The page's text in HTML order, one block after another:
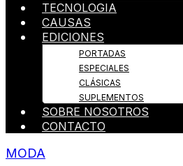
TECNOLOGIA
CAUSAS
EDICIONES
PORTADAS
ESPECIALES
CLÁSICAS
SUPLEMENTOS
SOBRE NOSOTROS
CONTACTO
MODA